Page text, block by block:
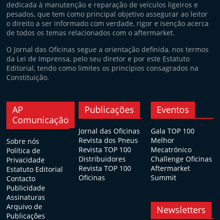
dedicada à manutenção e reparação de veículos ligeiros e
pesados, que tem como principal objetivo assegurar ao leitor
o direito a ser informado com verdade, rigor e isenção acerca
de todos os temas relacionados com o aftermarket.
O Jornal das Oficinas segue a orientação definida, nos termos
da Lei de Imprensa, pelo seu diretor e por este Estatuto
Editorial, tendo como limites os princípios consagrados na
Constituição.
AP
Comunicação
Sobre nós
Política de
Privacidade
Estatuto Editorial
Contacto
Publicidade
Assinaturas
Arquivo de
Publicações
Publicações
Jornal das Oficinas
Revista dos Pneus
Revista TOP 100
Distribuidores
Revista TOP 100
Oficinas
Eventos
Gala TOP 100
Melhor
Mecatrónico
Challenge Oficinas
Aftermarket
Summit
Newsletters